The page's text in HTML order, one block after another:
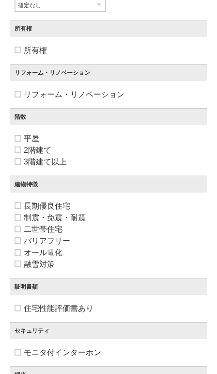
所有権
所有権
リフォーム・リノベーション
リフォーム・リノベーション
階数
平屋
2階建て
3階建て以上
建物特徴
長期優良住宅
制震・免震・耐震
二世帯住宅
バリアフリー
オール電化
融雪対策
証明書類
住宅性能評価書あり
セキュリティ
モニタ付インターホン